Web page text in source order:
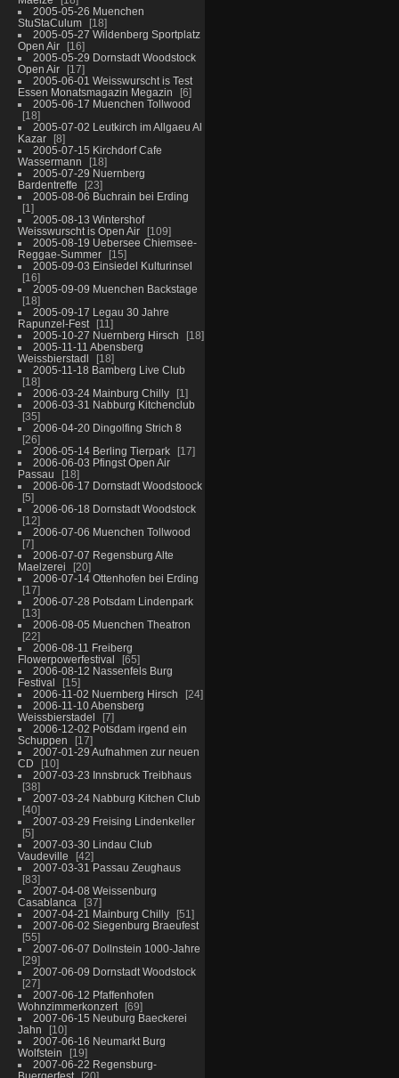
2005-05-26 Muenchen
StuStaCulum
18
2005-05-27 Wildenberg Sportplatz
Open Air
16
2005-05-29 Dornstadt Woodstock
Open Air
17
2005-06-01 Weisswurscht is Test
Essen Monatsmagazin Megazin
6
2005-06-17 Muenchen Tollwood
18
2005-07-02 Leutkirch im Allgaeu Al
Kazar
8
2005-07-15 Kirchdorf Cafe
Wassermann
18
2005-07-29 Nuernberg
Bardentreffe
23
2005-08-06 Buchrain bei Erding
1
2005-08-13 Wintershof
Weisswurscht is Open Air
109
2005-08-19 Uebersee Chiemsee-
Reggae-Summer
15
2005-09-03 Einsiedel Kulturinsel
16
2005-09-09 Muenchen Backstage
18
2005-09-17 Legau 30 Jahre
Rapunzel-Fest
11
2005-10-27 Nuernberg Hirsch
18
2005-11-11 Abensberg
Weissbierstadl
18
2005-11-18 Bamberg Live Club
18
2006-03-24 Mainburg Chilly
1
2006-03-31 Nabburg Kitchenclub
35
2006-04-20 Dingolfing Strich 8
26
2006-05-14 Berling Tierpark
17
2006-06-03 Pfingst Open Air
Passau
18
2006-06-17 Dornstadt Woodstoock
5
2006-06-18 Dornstadt Woodstock
12
2006-07-06 Muenchen Tollwood
7
2006-07-07 Regensburg Alte
Maelzerei
20
2006-07-14 Ottenhofen bei Erding
17
2006-07-28 Potsdam Lindenpark
13
2006-08-05 Muenchen Theatron
22
2006-08-11 Freiberg
Flowerpowerfestival
65
2006-08-12 Nassenfels Burg
Festival
15
2006-11-02 Nuernberg Hirsch
24
2006-11-10 Abensberg
Weissbierstadel
7
2006-12-02 Potsdam irgend ein
Schuppen
17
2007-01-29 Aufnahmen zur neuen
CD
10
2007-03-23 Innsbruck Treibhaus
38
2007-03-24 Nabburg Kitchen Club
40
2007-03-29 Freising Lindenkeller
5
2007-03-30 Lindau Club
Vaudeville
42
2007-03-31 Passau Zeughaus
83
2007-04-08 Weissenburg
Casablanca
37
2007-04-21 Mainburg Chilly
51
2007-06-02 Siegenburg Braeufest
55
2007-06-07 Dollnstein 1000-Jahre
29
2007-06-09 Dornstadt Woodstock
27
2007-06-12 Pfaffenhofen
Wohnzimmerkonzert
69
2007-06-15 Neuburg Baeckerei
Jahn
10
2007-06-16 Neumarkt Burg
Wolfstein
19
2007-06-22 Regensburg-
Buergerfest
20